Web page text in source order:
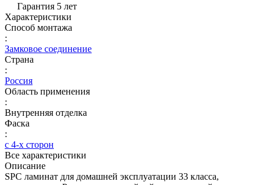
Гарантия 5 лет
Характеристики
Способ монтажа
:
Замковое соединение
Страна
:
Россия
Область применения
:
Внутренняя отделка
Фаска
:
с 4-х сторон
Все характеристики
Описание
SPC ламинат для домашней эксплуатации 33 класса,